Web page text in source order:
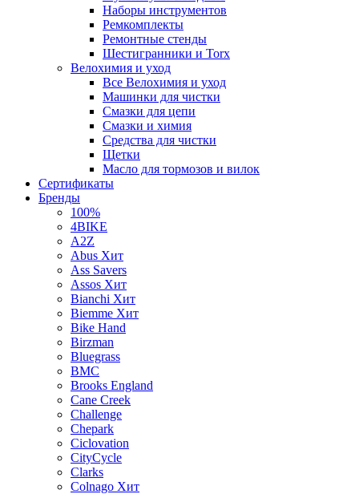
Наборы инструментов
Ремкомплекты
Ремонтные стенды
Шестигранники и Torx
Велохимия и уход
Все Велохимия и уход
Машинки для чистки
Смазки для цепи
Смазки и химия
Средства для чистки
Щетки
Масло для тормозов и вилок
Сертификаты
Бренды
100%
4BIKE
A2Z
Abus Хит
Ass Savers
Assos Хит
Bianchi Хит
Biemme Хит
Bike Hand
Birzman
Bluegrass
BMC
Brooks England
Cane Creek
Challenge
Chepark
Ciclovation
CityCycle
Clarks
Colnago Хит